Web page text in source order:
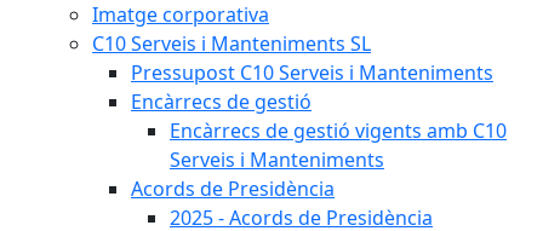
Imatge corporativa
C10 Serveis i Manteniments SL
Pressupost C10 Serveis i Manteniments
Encàrrecs de gestió
Encàrrecs de gestió vigents amb C10
Serveis i Manteniments
Acords de Presidència
2025 - Acords de Presidència